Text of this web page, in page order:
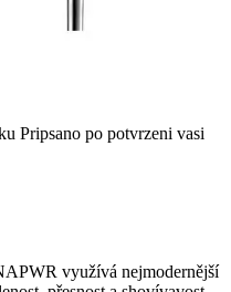
Pripsano po potvrzeni vasi
využívá nejmodernější